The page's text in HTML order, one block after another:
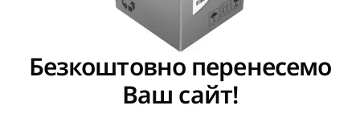
Безкоштовно перенесемо
Ваш сайт!